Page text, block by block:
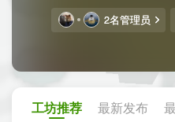
2名管理员
工坊推荐 最新发布